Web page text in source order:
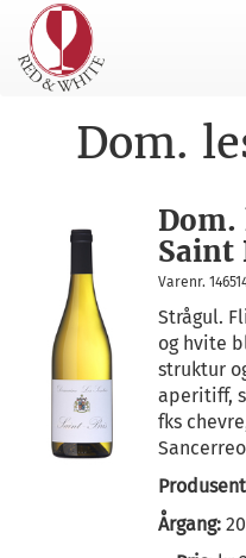
Dom.
Dom.
Saint
Varenr.
Strågul.
og hvite
struktur
aperitiff,
fks
Årgang: